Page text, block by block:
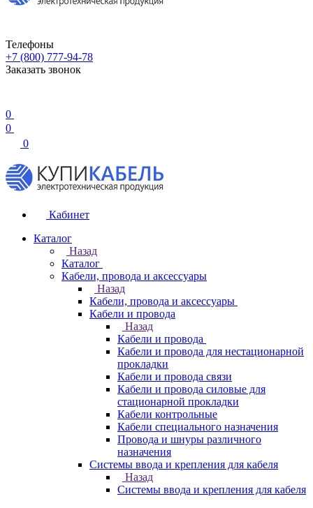
Телефоны
+7 (800) 777-94-78
Заказать звонок
0
0
0
Кабинет
Каталог
Назад
Каталог
Кабели, провода и аксессуары
Назад
Кабели, провода и аксессуары
Кабели и провода
Назад
Кабели и провода
Кабели и провода для нестационарной
прокладки
Кабели и провода связи
Кабели и провода силовые для
стационарной прокладки
Кабели контрольные
Кабели специального назначения
Провода и шнуры различного
назначения
Системы ввода и крепления для кабеля
Назад
Системы ввода и крепления для кабеля